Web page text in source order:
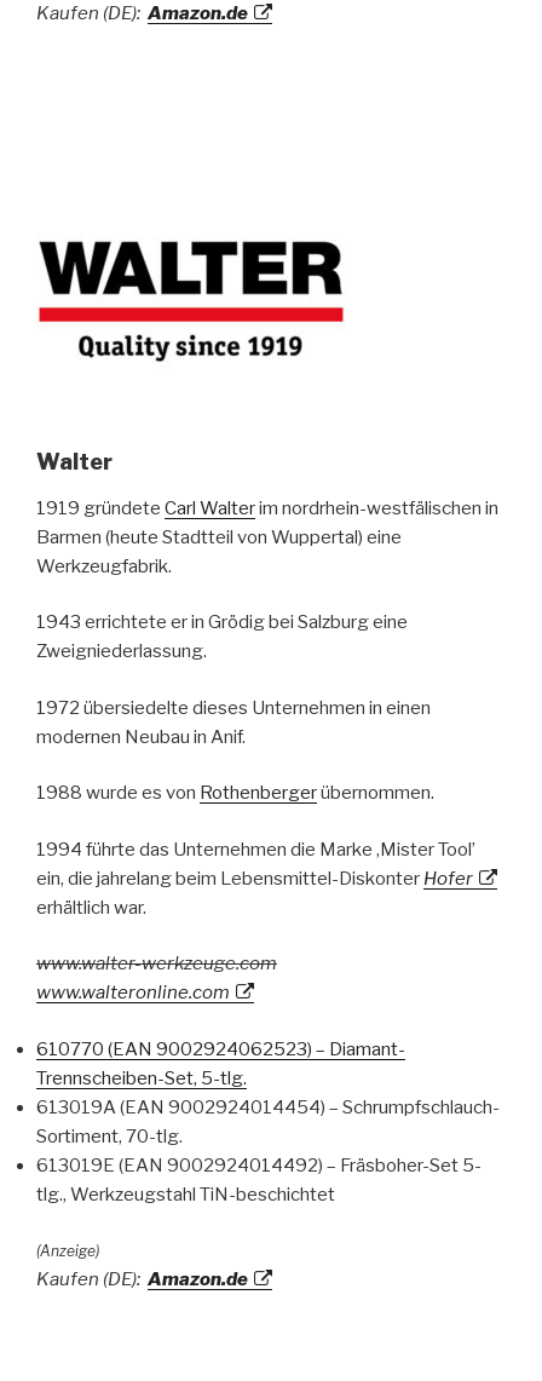
Kaufen (DE): Amazon.de
Walter
1919 gründete Carl Walterim nordrhein-westfälischen in
Barmen (heute Stadtteil von Wuppertal) eine
Werkzeugfabrik.
1943 errichtete er in Grödig bei Salzburg eine
Zweigniederlassung.
1972 übersiedelte dieses Unternehmen in einen
modernen Neubau in Anif.
1988 wurde es von Rothenbergerübernommen.
1994 führte das Unternehmen die Marke ‚Mister Tool’
ein, die jahrelang beim Lebensmittel-Diskonter Hofer
erhältlich war.
www.walter-werkzeuge.com
www.walteronline.com
610770 (EAN 9002924062523) – Diamant-
Trennscheiben-Set, 5-tlg.
613019A (EAN 9002924014454) – Schrumpfschlauch-
Sortiment, 70-tlg.
613019E (EAN 9002924014492) – Fräsboher-Set 5-
tlg., Werkzeugstahl TiN-beschichtet
(Anzeige)
Kaufen (DE): Amazon.de